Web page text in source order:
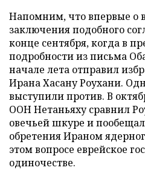
Напомним, что впервые о
заключения подобного
конце сентября, когда в
подробности из письма
начале лета отправил
Ирана Хасану Роухани.
выступили против. В
ООН Нетаньяху сравнил
овечьей шкуре и
обретения Ираном
этом вопросе еврейское
одиночестве.